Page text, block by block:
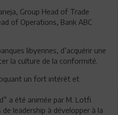
Group Head of Trade
of Operations, Bank ABC
libyennes, d’acquérir une
la culture de la conformité.
un fort intérêt et
a été animée par M. Lotfi
leadership à développer à la